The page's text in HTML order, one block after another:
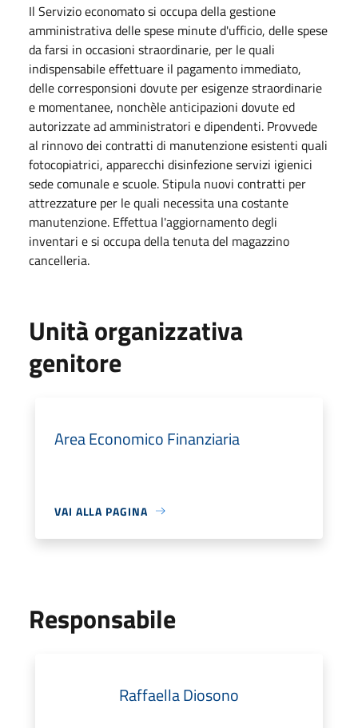
Il Servizio economato si occupa della gestione
amministrativa delle spese minute d'ufficio, delle spese
da farsi in occasioni straordinarie, per le quali
indispensabile effettuare il pagamento immediato,
delle corresponsioni dovute per esigenze straordinarie
e momentanee, nonchèle anticipazioni dovute ed
autorizzate ad amministratori e dipendenti. Provvede
al rinnovo dei contratti di manutenzione esistenti quali
fotocopiatrici, apparecchi disinfezione servizi igienici
sede comunale e scuole. Stipula nuovi contratti per
attrezzature per le quali necessita una costante
manutenzione. Effettua l'aggiornamento degli
inventari e si occupa della tenuta del magazzino
cancelleria.
Unità organizzativa
genitore
Area Economico Finanziaria
VAI ALLA PAGINA
Responsabile
Raffaella Diosono